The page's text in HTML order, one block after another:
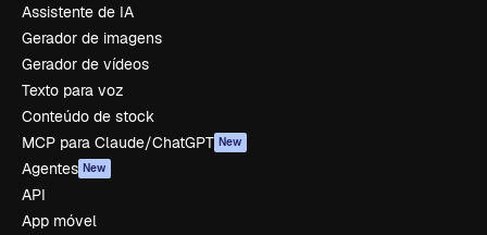
Assistente de IA
Gerador de imagens
Gerador de vídeos
Texto para voz
Conteúdo de stock
MCP para Claude/ChatGPT New
Agentes New
API
App móvel